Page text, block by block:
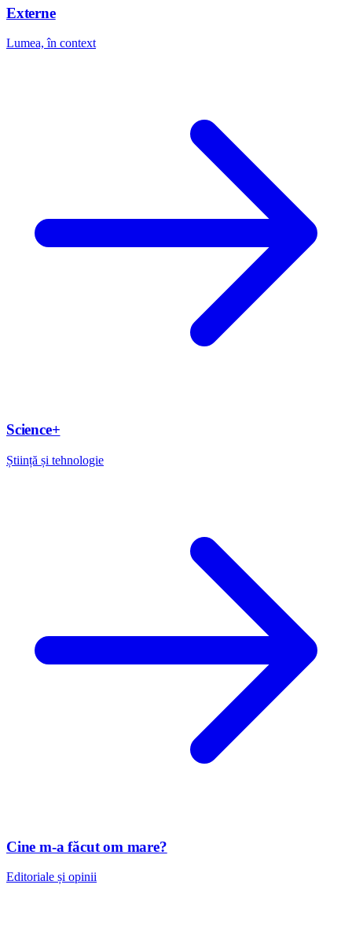
Externe
Lumea, în context
Science+
Știință și tehnologie
Cine m-a făcut om mare?
Editoriale și opinii